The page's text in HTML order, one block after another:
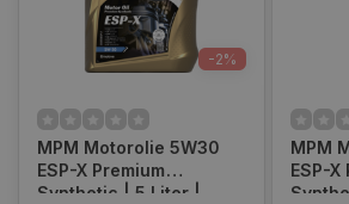
-2%
MPM Motorolie 5W30
ESP-X Premium
Synthetic | 5 Liter |
MPM
ESP-X